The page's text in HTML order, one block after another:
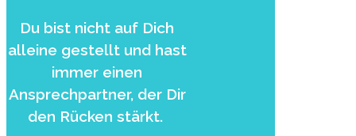
Du bist nicht auf Dich
alleine gestellt und hast
immer einen
Ansprechpartner, der Dir
den Rücken stärkt.